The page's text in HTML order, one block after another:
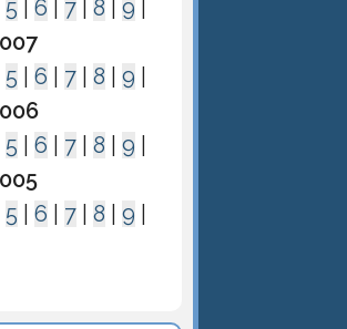
5 |6 7 |8 |9
5 |6 7 |8 |9
5 |6 7 |8 |9
5 |6 7 |8 |9